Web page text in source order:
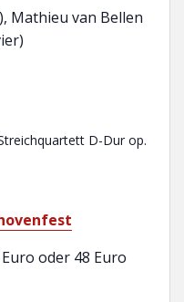
Mathieu van Bellen
D-Dur op.
oder 48 Euro